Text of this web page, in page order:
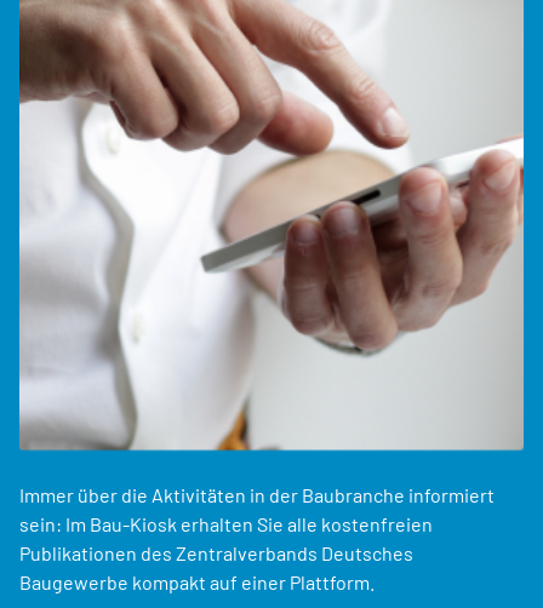
Immer über die Aktivitäten in der Baubranche informiert
sein: Im Bau-Kiosk erhalten Sie alle kostenfreien
Publikationen des Zentralverbands Deutsches
Baugewerbe kompakt auf einer Plattform.